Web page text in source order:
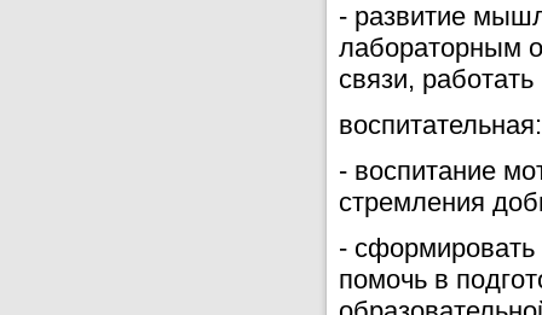
- развитие
лабораторным
связи,
воспитательная:
- воспитание
стремления
- сформировать
помочь в